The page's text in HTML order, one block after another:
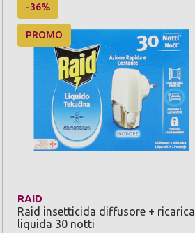
-36%
PROMO
RAID
Raid insetticida diffusore + ricarica
liquida 30 notti